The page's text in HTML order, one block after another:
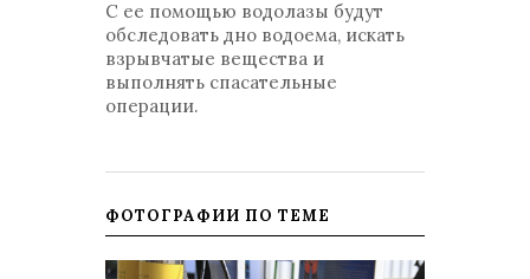
С ее помощью водолазы будут
обследовать дно водоема, искать
взрывчатые вещества и
выполнять спасательные
операции.
ФОТОГРАФИИ ПО ТЕМЕ